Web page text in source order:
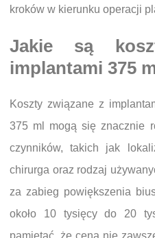
kroków w kierunku operacji
Jakie są
implantami 375
Koszty związane z
375 ml mogą się znacznie
czynników, takich jak
chirurga oraz rodzaj
za zabieg powiększenia
około 10 tysięcy do 20